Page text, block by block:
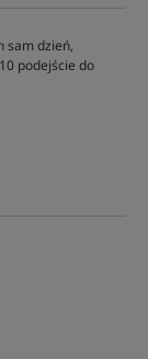
sam dzień,
podejście do